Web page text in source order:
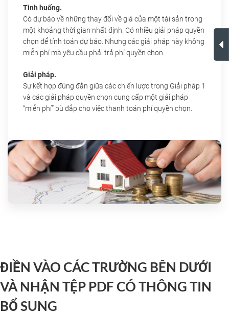
Tình huống.
Có dự báo về những thay đổi về giá của một tài sản trong
một khoảng thời gian nhất định. Có nhiều giải pháp quyền
chọn để tính toán dự báo. Nhưng các giải pháp này không
miễn phí mà yêu cầu phải trả phí quyền chọn.
Giải pháp.
Sự kết hợp đúng đắn giữa các chiến lược trong Giải pháp 1
và các giải pháp quyền chọn cung cấp một giải pháp
“miễn phí” bù đắp cho việc thanh toán phí quyền chọn.
ĐIỀN VÀO CÁC TRƯỜNG BÊN DƯỚI
VÀ NHẬN TỆP PDF CÓ THÔNG TIN
BỔ SUNG